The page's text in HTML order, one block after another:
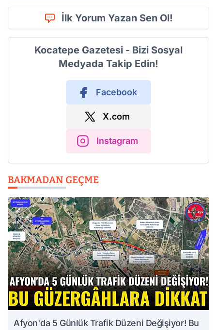
İlk Yorum Yazan Sen Ol!
Kocatepe Gazetesi - Bizi Sosyal
Medyada Takip Edin!
Facebook
X.com
Instagram
BAKMADAN GEÇME
Afyon'da 5 Günlük Trafik Düzeni Değişiyor! Bu